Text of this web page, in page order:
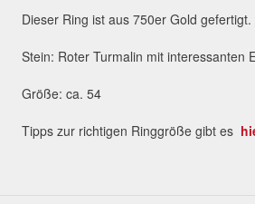
Dieser Ring ist aus 750er Gold
Stein: Roter Turmalin mit interessanten
Größe: ca. 54
Tipps zur richtigen Ringgröße gibt es